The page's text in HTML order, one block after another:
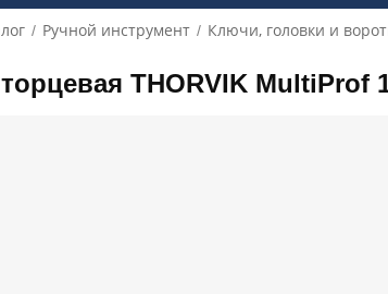
/ Ручной инструмент / Ключи, головки и
THORVIK MultiProf